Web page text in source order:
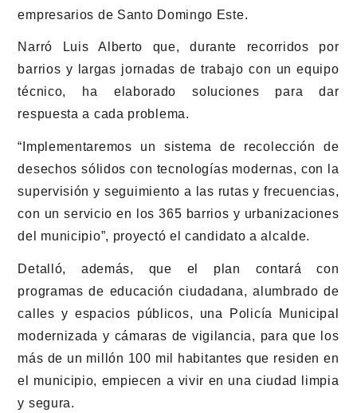
empresarios de Santo Domingo Este.
Narró Luis Alberto que, durante recorridos por
barrios y largas jornadas de trabajo con un equipo
técnico, ha elaborado soluciones para dar
respuesta a cada problema.
“Implementaremos un sistema de recolección de
desechos sólidos con tecnologías modernas, con la
supervisión y seguimiento a las rutas y frecuencias,
con un servicio en los 365 barrios y urbanizaciones
del municipio”, proyectó el candidato a alcalde.
Detalló, además, que el plan contará con
programas de educación ciudadana, alumbrado de
calles y espacios públicos, una Policía Municipal
modernizada y cámaras de vigilancia, para que los
más de un millón 100 mil habitantes que residen en
el municipio, empiecen a vivir en una ciudad limpia
y segura.